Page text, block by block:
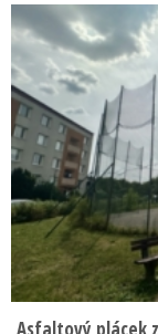
Asfaltový plácek